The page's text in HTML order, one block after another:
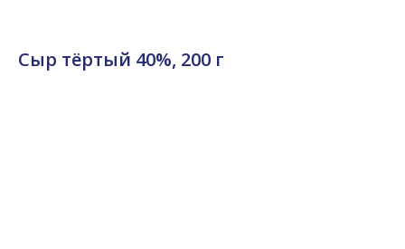
Сыр тёртый 40%, 200 г